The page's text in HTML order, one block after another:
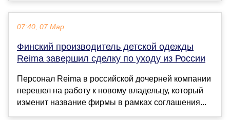
07:40, 07 Мар
Финский производитель детской одежды
Reima завершил сделку по уходу из России
Персонал Reima в российской дочерней компании
перешел на работу к новому владельцу, который
изменит название фирмы в рамках соглашения...